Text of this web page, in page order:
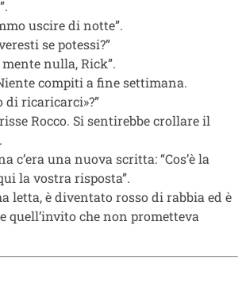
uscire di notte”.
se potessi?”
nulla, Rick”.
compiti a fine settimana.
di ricaricarci»?”
Rocco. Si sentirebbe crollare il
c’era una nuova scritta: “Cos’è la
la vostra risposta”.
letta, è diventato rosso di rabbia ed è
quell’invito che non prometteva